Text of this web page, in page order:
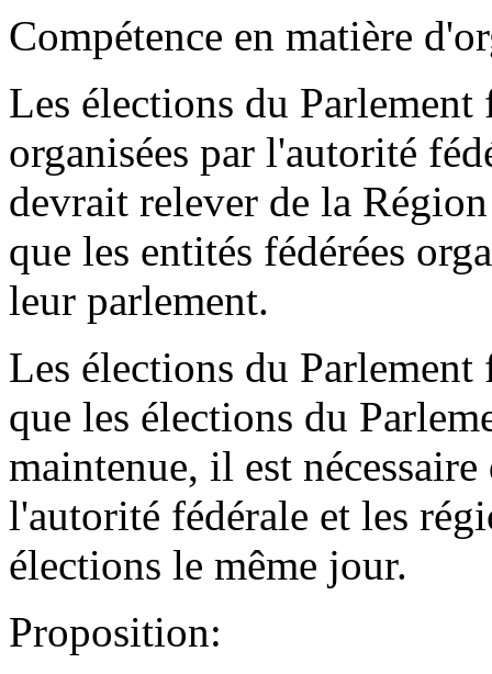
Compétence en matière
Les élections du
organisées par l'autorité
devrait relever de la
que les entités fédérées
leur parlement.
Les élections du
que les élections du
maintenue, il est
l'autorité fédérale et les
élections le même jour.
Proposition: